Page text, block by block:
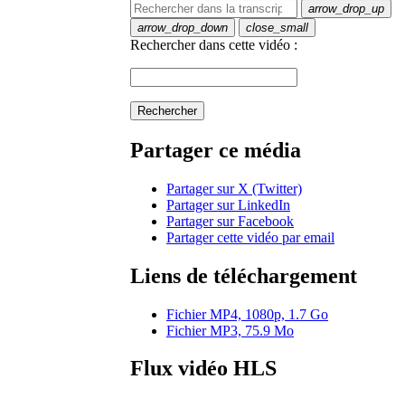
arrow_drop_up
arrow_drop_down
close_small
Rechercher dans cette vidéo :
Rechercher
Partager ce média
Partager sur X (Twitter)
Partager sur LinkedIn
Partager sur Facebook
Partager cette vidéo par email
Liens de téléchargement
Fichier MP4, 1080p, 1.7 Go
Fichier MP3, 75.9 Mo
Flux vidéo HLS